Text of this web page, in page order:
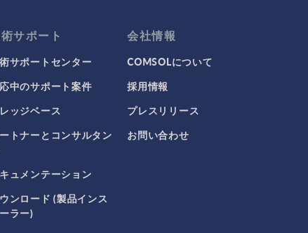
サポート
サポートセンター
中のサポート案件
ッジベース
トナーとコンサルタン
ュメンテーション
ンロード (製品インス
ラー)
会社情報
COMSOLについて
採用情報
プレスリリース
お問い合わせ